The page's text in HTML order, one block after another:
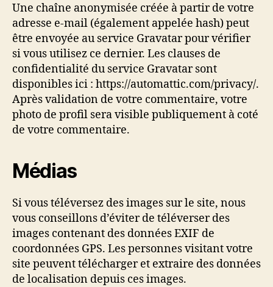
Une chaîne anonymisée créée à partir de votre
adresse e-mail (également appelée hash) peut
être envoyée au service Gravatar pour vérifier
si vous utilisez ce dernier. Les clauses de
confidentialité du service Gravatar sont
disponibles ici : https://automattic.com/privacy/.
Après validation de votre commentaire, votre
photo de profil sera visible publiquement à coté
de votre commentaire.
Médias
Si vous téléversez des images sur le site, nous
vous conseillons d’éviter de téléverser des
images contenant des données EXIF de
coordonnées GPS. Les personnes visitant votre
site peuvent télécharger et extraire des données
de localisation depuis ces images.